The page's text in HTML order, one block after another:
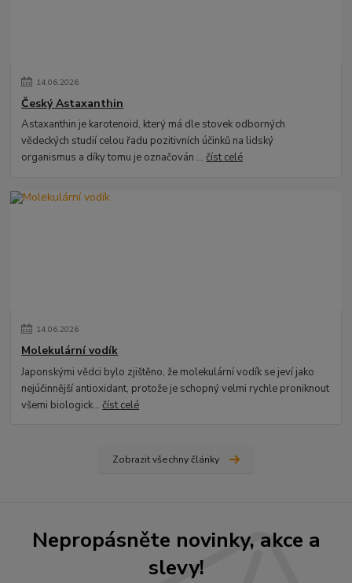
14.06.2026
Český Astaxanthin
Astaxanthin je karotenoid, který má dle stovek odborných
vědeckých studií celou řadu pozitivních účinků na lidský
organismus a díky tomu je označován ...číst celé
14.06.2026
Molekulární vodík
Japonskými vědci bylo zjištěno, že molekulární vodík se jeví jako
nejúčinnější antioxidant, protože je schopný velmi rychle proniknout
všemi biologick...číst celé
Zobrazit všechny články
Nepropásněte novinky, akce a
slevy!